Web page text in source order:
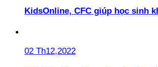
KidsOnline, CFC giúp học sinh
02 Th12,2022